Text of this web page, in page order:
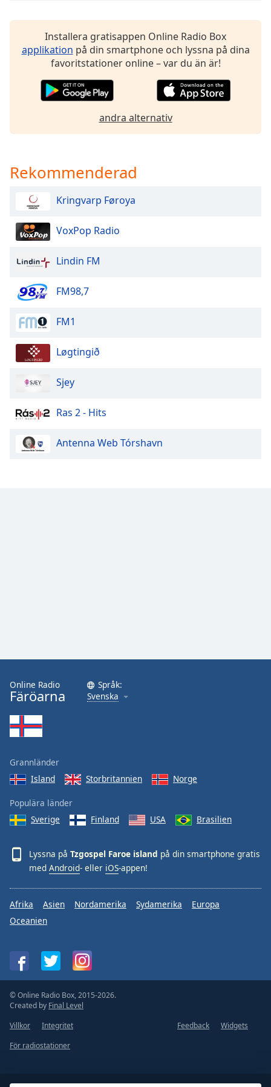
dialog
Escape
Color
Opacity
Text
Color
Opacity
Area
Background
Opacity
End
dialog
window.
Installera gratisappen Online Radio Box
applikation på din smartphone och lyssna på dina
favoritstationer online – var du än är!
andra alternativ
Rekommenderad
Kringvarp Føroya
VoxPop Radio
Lindin FM
FM98,7
FM1
Løgtingið
Sjey
Ras 2 - Hits
Antenna Web Tórshavn
Online Radio
Färöarna
Språk:
Svenska
Grannländer
Island
Storbritannien Norge
Populära länder
Sverige
Finland USA Brasilien
Lyssna på Tzgospel Faroe island på din smartphone gratis
med Android- eller iOS-appen!
Afrika Asien Nordamerika Sydamerika
Europa
Oceanien
© Online Radio Box, 2015-2026.
Created by Final Level
Villkor
Integritet Feedback
Widgets
För radiostationer